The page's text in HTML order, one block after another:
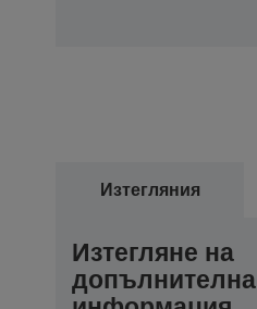
Изтегляния
Изтегляне на
допълнителна